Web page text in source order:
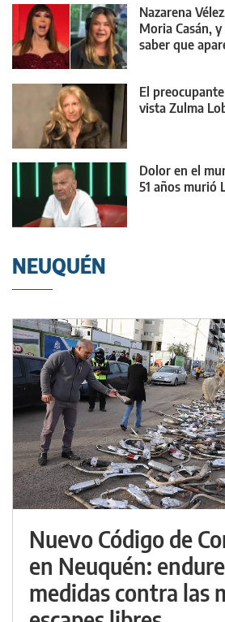
Nazarena
Moria Casán,
saber que
El
vista Zulma
Dolor en el
51 años murió
NEUQUÉN
Nuevo Código de
en Neuquén:
medidas contra las